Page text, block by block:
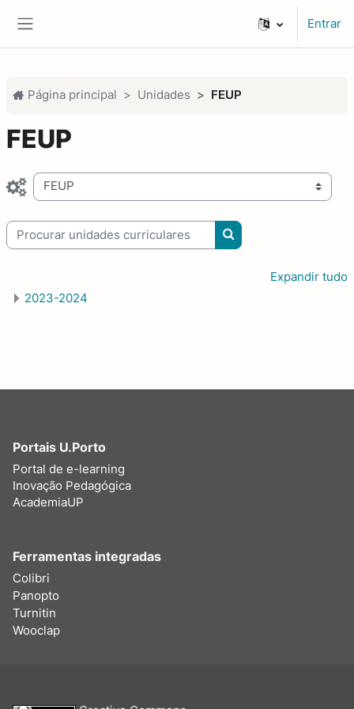
Entrar
Página principal Unidades FEUP
FEUP
Categorias de unidades curriculares
Procurar unidades curriculares
Procurar unidades
Expandir tudo
2023-2024
Portais U.Porto
Portal de e-learning
Inovação Pedagógica
AcademiaUP
Ferramentas integradas
Colibri
Panopto
Turnitin
Wooclap